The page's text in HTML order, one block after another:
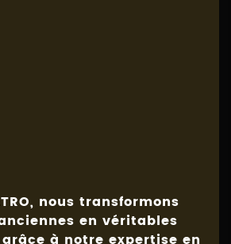
nous transformons
en véritables
à notre expertise en